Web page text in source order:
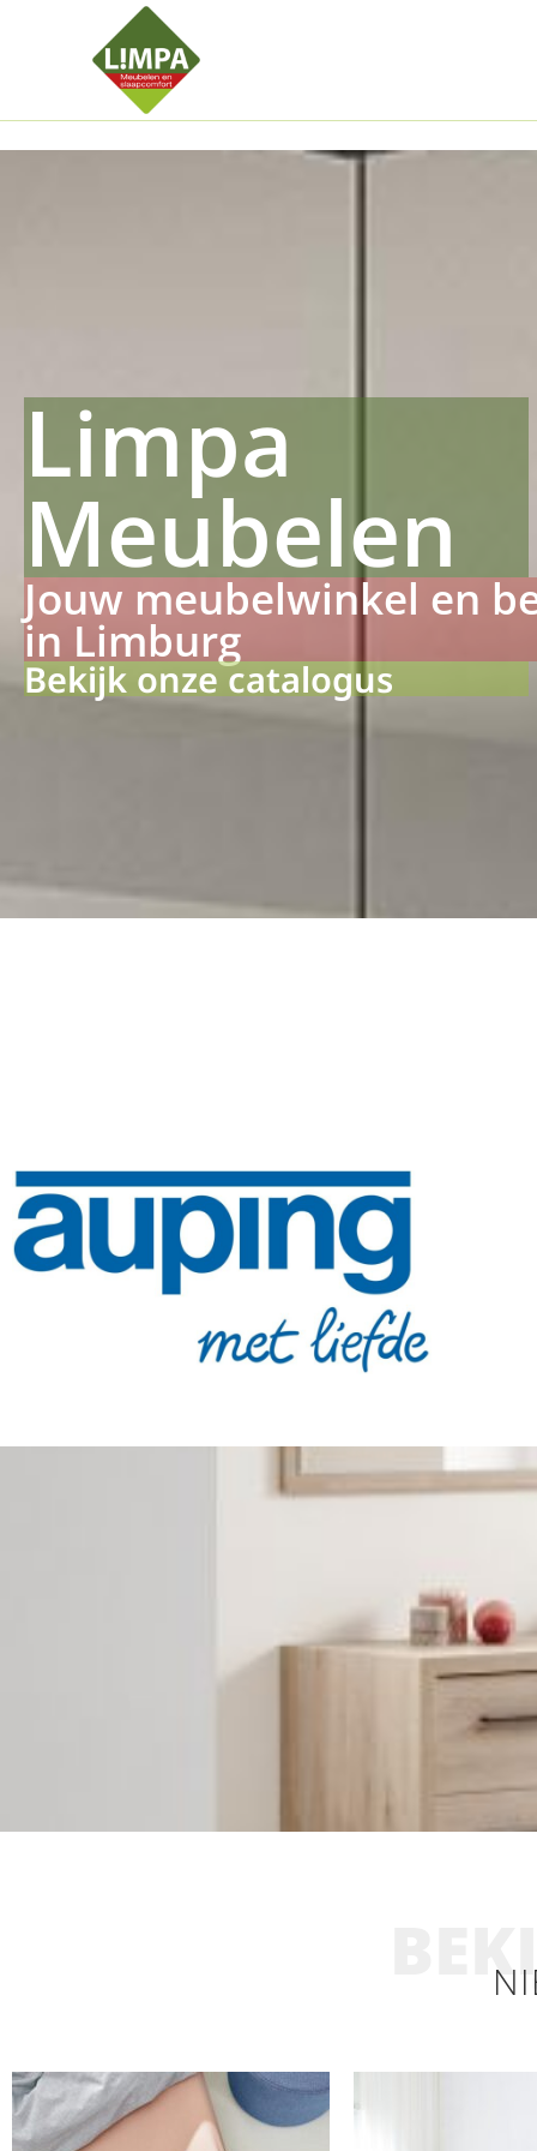
Anhangerma Sommersch
Limpa
Meubelen
Jouw meubelwinkel en
in Limburg
Bekijk onze catalogus